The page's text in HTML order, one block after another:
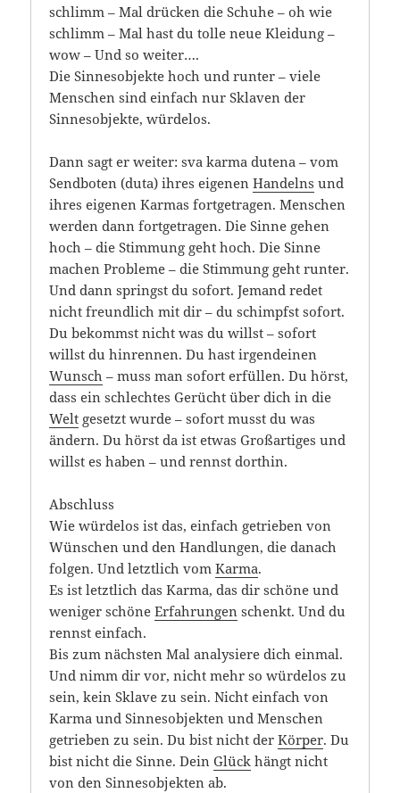
schlimm – Mal drücken die Schuhe – oh wie
schlimm – Mal hast du tolle neue Kleidung –
wow – Und so weiter….
Die Sinnesobjekte hoch und runter – viele
Menschen sind einfach nur Sklaven der
Sinnesobjekte, würdelos.
Dann sagt er weiter: sva karma dutena – vom
Sendboten (duta) ihres eigenenHandelns und
ihres eigenen Karmas fortgetragen. Menschen
werden dann fortgetragen. Die Sinne gehen
hoch – die Stimmung geht hoch. Die Sinne
machen Probleme – die Stimmung geht runter.
Und dann springst du sofort. Jemand redet
nicht freundlich mit dir – du schimpfst sofort.
Du bekommst nicht was du willst – sofort
willst du hinrennen. Du hast irgendeinen
Wunsch – muss man sofort erfüllen. Du hörst,
dass ein schlechtes Gerücht über dich in die
Welt gesetzt wurde – sofort musst du was
ändern. Du hörst da ist etwas Großartiges und
willst es haben – und rennst dorthin.
Abschluss
Wie würdelos ist das, einfach getrieben von
Wünschen und den Handlungen, die danach
folgen. Und letztlich vomKarma.
Es ist letztlich das Karma, das dir schöne und
weniger schöneErfahrungen schenkt. Und du
rennst einfach.
Bis zum nächsten Mal analysiere dich einmal.
Und nimm dir vor, nicht mehr so würdelos zu
sein, kein Sklave zu sein. Nicht einfach von
Karma und Sinnesobjekten und Menschen
getrieben zu sein. Du bist nicht derKörper. Du
bist nicht die Sinne. DeinGlück hängt nicht
von den Sinnesobjekten ab.